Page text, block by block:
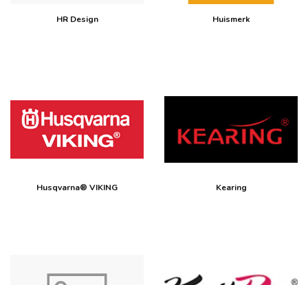
HR Design Huismerk
Husqvarna® VIKING Kearing